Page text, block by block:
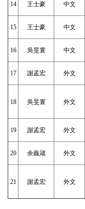
14 王士豪 中文
15 王士豪 中文
16 吳旻寰 中文
17 謝孟宏 外文
18 吳旻寰 外文
19 謝孟宏 外文
20 余義箴 外文
21 謝孟宏 外文